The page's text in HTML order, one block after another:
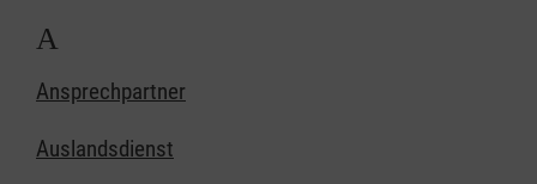
A
Ansprechpartner
Auslandsdienst